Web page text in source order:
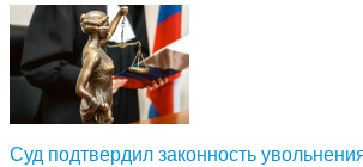
Суд подтвердил законность